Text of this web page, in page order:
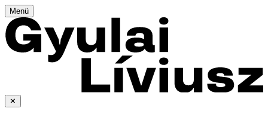
Menü
✕